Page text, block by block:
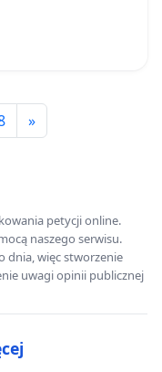
»
petycji online.
naszego serwisu.
dnia, więc stworzenie
uwagi opinii publicznej